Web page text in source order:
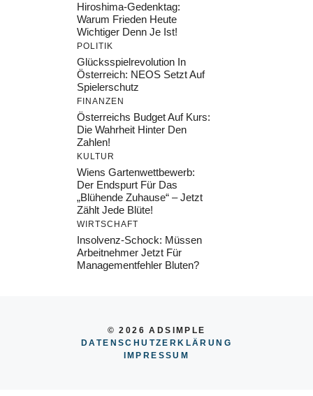
Hiroshima-Gedenktag:
Warum Frieden Heute
Wichtiger Denn Je Ist!
POLITIK
Glücksspielrevolution In
Österreich: NEOS Setzt Auf
Spielerschutz
FINANZEN
Österreichs Budget Auf Kurs:
Die Wahrheit Hinter Den
Zahlen!
KULTUR
Wiens Gartenwettbewerb:
Der Endspurt Für Das
„Blühende Zuhause“ – Jetzt
Zählt Jede Blüte!
WIRTSCHAFT
Insolvenz-Schock: Müssen
Arbeitnehmer Jetzt Für
Managementfehler Bluten?
© 2026 ADSIMPLE
DATENSCHUTZERKLÄRUNG
IMPRESSUM